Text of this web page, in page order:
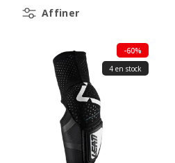
Affiner
-60%
4 en stock